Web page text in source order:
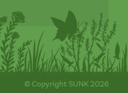
© Copyright SUNK 2026